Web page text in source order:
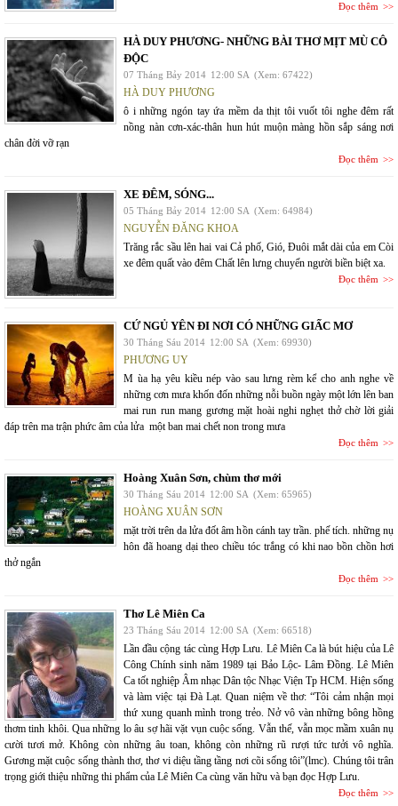
Đọc thêm
HÀ DUY PHƯƠNG- NHỮNG BÀI THƠ MỊT MÙ CÔ
ĐỘC
07 Tháng Bảy 2014 12:00 SA (Xem: 67422)
HÀ DUY PHƯƠNG
ô i những ngón tay ứa mềm da thịt tôi vuốt tôi nghe đêm rất
nồng nàn cơn-xác-thân hun hút muộn màng hồn sắp sáng nơi
chân đời vỡ rạn
Đọc thêm
XE ĐÊM, SÓNG...
05 Tháng Bảy 2014 12:00 SA (Xem: 64984)
NGUYỄN ĐĂNG KHOA
Trăng rắc sầu lên hai vai Cả phố, Gió, Đuôi mắt dài của em Còi
xe đêm quất vào đêm Chất lên lưng chuyến người biền biệt xa.
Đọc thêm
CỨ NGỦ YÊN ĐI NƠI CÓ NHỮNG GIẤC MƠ
30 Tháng Sáu 2014 12:00 SA (Xem: 69930)
PHƯƠNG UY
M ùa hạ yêu kiều nép vào sau lưng rèm kể cho anh nghe về
những cơn mưa khốn đốn những nỗi buồn ngày một lớn lên ban
mai run run mang gương mặt hoài nghi nghẹt thở chờ lời giải
đáp trên ma trận phức âm của lửa một ban mai chết non trong mưa
Đọc thêm
Hoàng Xuân Sơn, chùm thơ mới
30 Tháng Sáu 2014 12:00 SA (Xem: 65965)
HOÀNG XUÂN SƠN
mặt trời trên da lửa đốt âm hồn cánh tay trần. phế tích. những nụ
hôn đã hoang dại theo chiều tóc trắng có khi nao bồn chồn hơi
thở ngắn
Đọc thêm
Thơ Lê Miên Ca
23 Tháng Sáu 2014 12:00 SA (Xem: 66518)
Lần đầu cộng tác cùng Hợp Lưu. Lê Miên Ca là bút hiệu của Lê
Công Chính sinh năm 1989 tại Bảo Lộc- Lâm Đồng. Lê Miên
Ca tốt nghiệp Âm nhạc Dân tộc Nhạc Viện Tp HCM. Hiện sống
và làm việc tại Đà Lạt. Quan niệm về thơ: “Tôi cảm nhận mọi
thứ xung quanh mình trong trẻo. Nở vô vàn những bông hồng
thơm tinh khôi. Qua những lo âu sợ hãi vặt vụn cuộc sống. Vẫn thế, vẫn mọc mầm xuân nụ
cười tươi mở. Không còn những âu toan, không còn những rũ rượi tức tưởi vô nghĩa.
Gương mặt cuộc sống thành thơ, thơ vi diệu tầng tầng nơi cõi sống tôi”(lmc). Chúng tôi trân
trọng giới thiệu những thi phẩm của Lê Miên Ca cùng văn hữu và bạn đọc Hợp Lưu.
Đọc thêm